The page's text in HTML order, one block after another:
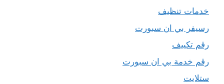
خدمات تنظيف
رسيفر بي ان سبورت
رقم تكييف
رقم خدمة بي ان سبورت
ستلايت